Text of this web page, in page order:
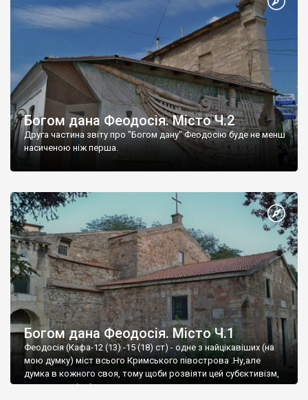
Богом дана Феодосія. Місто Ч.2
Друга частина звіту про "Богом дану" Феодосію буде не менш
насиченою ніж перша.
Богом дана Феодосія. Місто Ч.1
Феодосія (Кафа-12 (13) -15 (18) ст) - одне з найцікавіших (на
мою думку) міст всього Кримського півострова .Ну,але
думка в кожного своя, тому щоби розвіяти цей субєктивізм,
запрошую відвідати це